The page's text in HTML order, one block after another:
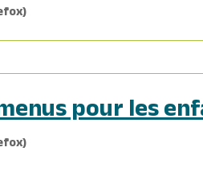
pour les